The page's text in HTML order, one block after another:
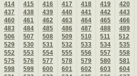
414
415 416 417 418 419 420
437
438 439 440 441 442 443
460
461 462 463 464 465 466
483
484 485 486 487 488 489
506
507 508 509 510 511 512
529
530 531 532 533 534 535
552
553 554 555 556 557 558
575
576 577 578 579 580 581
598
599 600 601 602 603 604